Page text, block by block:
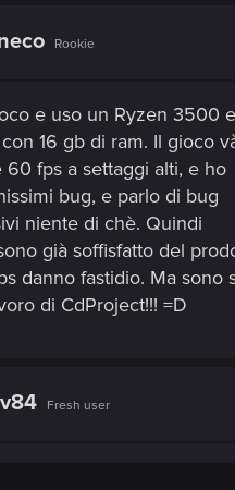
Rookie
e uso un Ryzen 3500
16 gb di ram. Il gioco
fps a settaggi alti, e ho
bug, e parlo di bug
niente di chè. Quindi
già soffisfatto del
danno fastidio. Ma sono
di CdProject!!! =D
Fresh user